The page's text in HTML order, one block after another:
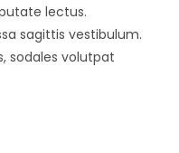
lectus.
sagittis vestibulum.
sodales volutpat